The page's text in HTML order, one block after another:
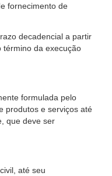
fornecimento de
decadencial a partir
término da execução
formulada pelo
produtos e serviços até
que deve ser
até seu